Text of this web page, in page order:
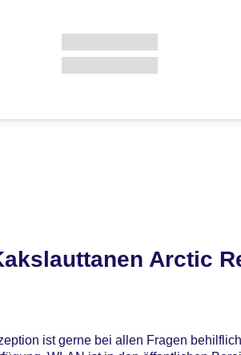
Arctic
ist gerne bei allen Fragen